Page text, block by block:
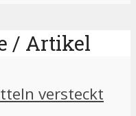
/ Artikel
versteckt